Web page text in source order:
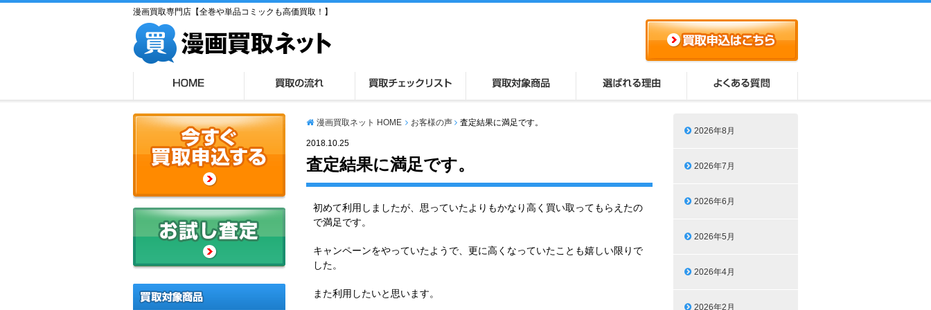
漫画買取専門店【全巻や単品コミックも高価買取！】
漫画買取ネット HOME お客様の声 査定結果に満足です。
2018.10.25
査定結果に満足です。
初めて利用しましたが、思っていたよりもかなり高く買い取ってもらえたの
で満足です。
キャンペーンをやっていたようで、更に高くなっていたことも嬉しい限りで
した。
また利用したいと思います。
2026年8月
2026年7月
2026年6月
2026年5月
2026年4月
2026年2月